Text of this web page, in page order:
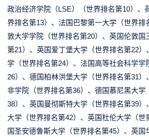
政治经济学院（LSE）（世界排名第10）、
界排名第13）、法国巴黎第一大学（世界排
敦大学学院（世界排名第20）、英国伦敦国
第21）、英国爱丁堡大学（世界排名第22
学（世界排名第24）、法国高等社会科学学
26）、德国柏林洪堡大学（世界排名第31）
非学院（世界排名第36）、德国慕尼黑大学
38）、英国曼彻斯特大学（世界排名第39）
大学（世界排名第42）、英国杜伦大学（世
国圣安德鲁斯大学（世界排名第45）、英国